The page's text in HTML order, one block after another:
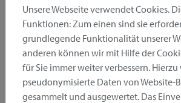
Produktkategorie
Montageposition
Unsere Webseite verwendet Cookies.
Funktionen: Zum einen sind sie
grundlegende Funktionalität unserer
anderen können wir mit Hilfe der
für Sie immer weiter verbessern.
pseudonymisierte Daten von Website-
gesammelt und ausgewertet. Das